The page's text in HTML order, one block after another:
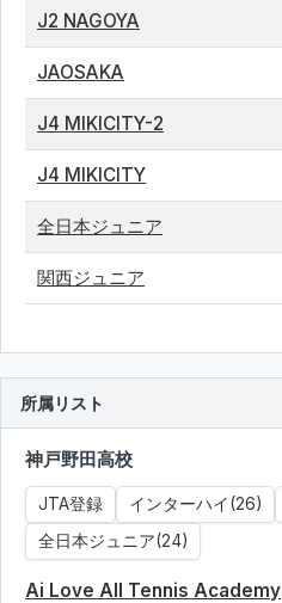
J2 NAGOYA
JAOSAKA
J4 MIKICITY-2
J4 MIKICITY
全日本ジュニア
関西ジュニア
所属リスト
神戸野田高校
JTA登録 インターハイ(26)
全日本ジュニア(24)
Ai Love All Tennis Academy